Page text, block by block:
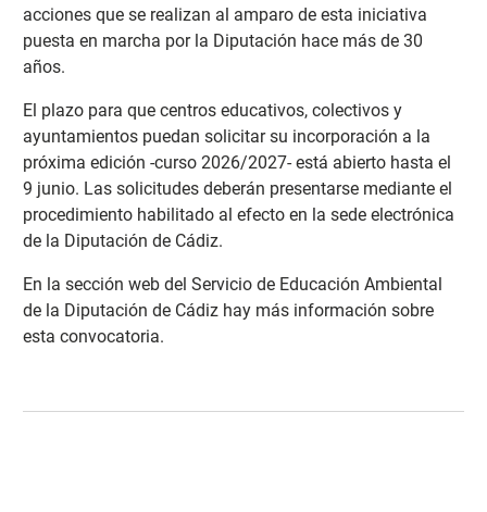
acciones que se realizan al amparo de esta iniciativa
puesta en marcha por la Diputación hace más de 30
años.
El plazo para que centros educativos, colectivos y
ayuntamientos puedan solicitar su incorporación a la
próxima edición -curso 2026/2027- está abierto hasta el
9 junio. Las solicitudes deberán presentarse mediante el
procedimiento habilitado al efecto en la sede electrónica
de la Diputación de Cádiz.
En la sección web del Servicio de Educación Ambiental
de la Diputación de Cádiz hay más información sobre
esta convocatoria.